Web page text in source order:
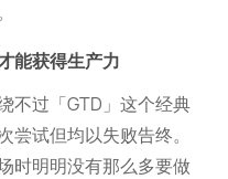
能获得生产力
不过「GTD」这个经典
试但均以失败告终。
时明明没有那么多要做